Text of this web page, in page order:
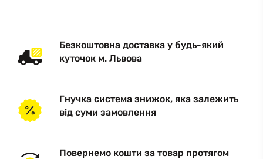
Безкоштовна доставка у будь-який
куточок м. Львова
Гнучка система знижок, яка залежить
від суми замовлення
Повернемо кошти за товар протягом